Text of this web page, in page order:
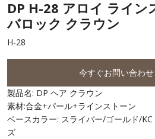
DP H-28 アロイ ライン
バロック クラウン
H-28
今すぐお問い合わ
製品名: DP ヘア クラウン
素材:合金+パール+ラインストーン
ベースカラー: スライバー/ゴールド/
ズ